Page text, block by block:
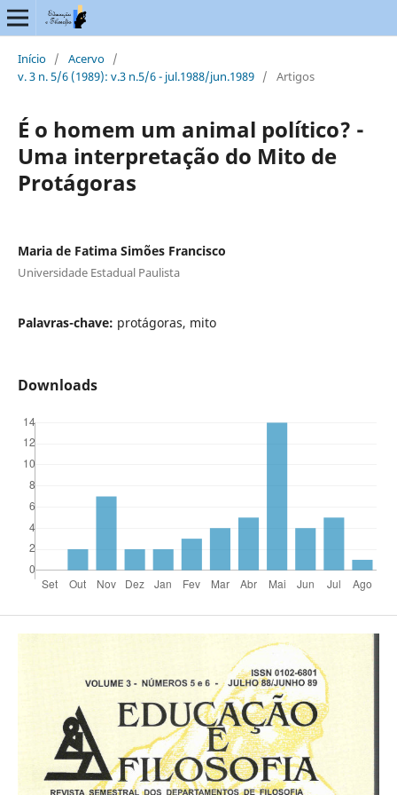
Início / Acervo /
v. 3 n. 5/6 (1989): v.3 n.5/6 - jul.1988/jun.1989 / Artigos
É o homem um animal político? -
Uma interpretação do Mito de
Protágoras
Maria de Fatima Simões Francisco
Universidade Estadual Paulista
Palavras-chave: protágoras, mito
Downloads